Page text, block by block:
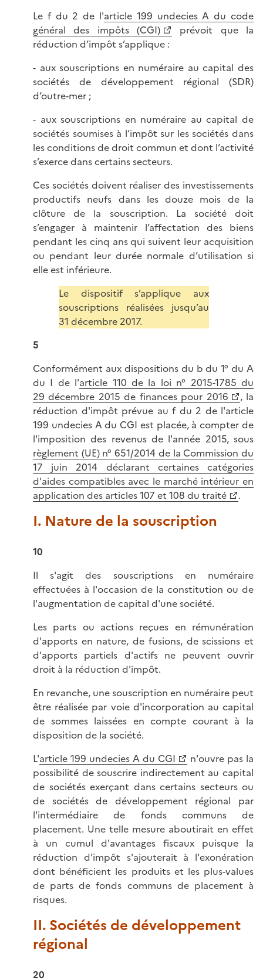
Le f du 2 de l'article 199 undecies A du code
général des impôts (CGI)
prévoit que la
réduction d’impôt s’applique :
- aux souscriptions en numéraire au capital des
sociétés de développement régional (SDR)
d’outre-mer ;
- aux souscriptions en numéraire au capital de
sociétés soumises à l’impôt sur les sociétés dans
les conditions de droit commun et dont l’activité
s’exerce dans certains secteurs.
Ces sociétés doivent réaliser des investissements
productifs neufs dans les douze mois de la
clôture de la souscription. La société doit
s’engager à maintenir l’affectation des biens
pendant les cinq ans qui suivent leur acquisition
ou pendant leur durée normale d’utilisation si
elle est inférieure.
Le dispositif s’applique aux
souscriptions réalisées jusqu’au
31 décembre 2017.
5
Conformément aux dispositions du b du 1° du A
du I de l'article 110 de la loi n° 2015-1785 du
29 décembre 2015 de finances pour 2016
, la
réduction d'impôt prévue au f du 2 de l'article
199 undecies A du CGI est placée, à compter de
l'imposition des revenus de l'année 2015, sous
règlement (UE) n° 651/2014 de la Commission du
17 juin 2014 déclarant certaines catégories
d'aides compatibles avec le marché intérieur en
application des articles 107 et 108 du traité
.
I. Nature de la souscription
10
Il s'agit des souscriptions en numéraire
effectuées à l'occasion de la constitution ou de
l'augmentation de capital d'une société.
Les parts ou actions reçues en rémunération
d'apports en nature, de fusions, de scissions et
d'apports partiels d'actifs ne peuvent ouvrir
droit à la réduction d'impôt.
En revanche, une souscription en numéraire peut
être réalisée par voie d'incorporation au capital
de sommes laissées en compte courant à la
disposition de la société.
L'article 199 undecies A du CGI
n'ouvre pas la
possibilité de souscrire indirectement au capital
de sociétés exerçant dans certains secteurs ou
de sociétés de développement régional par
l'intermédiaire de fonds communs de
placement. Une telle mesure aboutirait en effet
à un cumul d'avantages fiscaux puisque la
réduction d'impôt s'ajouterait à l'exonération
dont bénéficient les produits et les plus-values
de parts de fonds communs de placement à
risques.
II. Sociétés de développement
régional
20